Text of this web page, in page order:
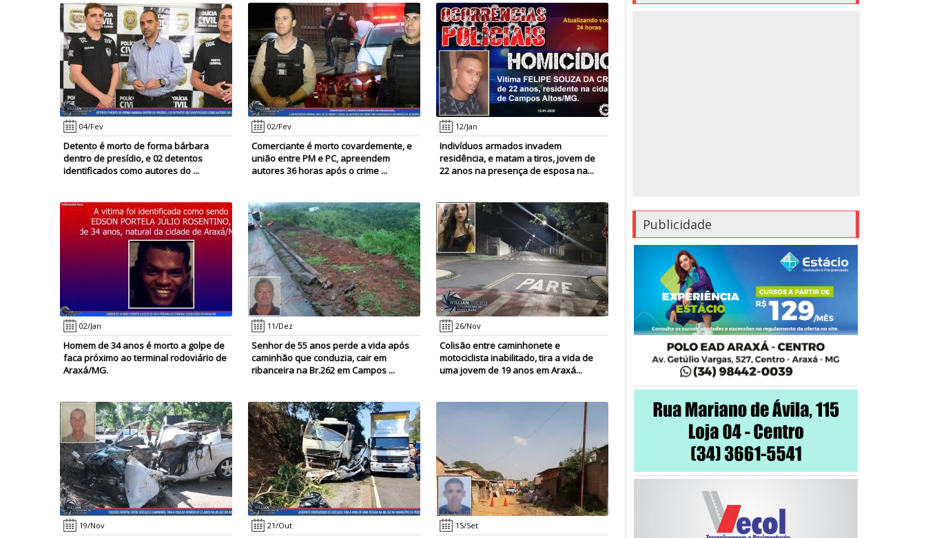
04/Fev
Detento é morto de forma bárbara
dentro de presídio, e 02 detentos
identificados como autores do ...
02/Fev
Comerciante é morto covardemente, e
união entre PM e PC, apreendem
autores 36 horas após o crime ...
12/Jan
Indivíduos armados invadem
residência, e matam a tiros, jovem de
22 anos na presença de esposa na...
02/Jan
Homem de 34 anos é morto a golpe de
faca próximo ao terminal rodoviário de
Araxá/MG.
11/Dez
Senhor de 55 anos perde a vida após
caminhão que conduzia, cair em
ribanceira na Br.262 em Campos ...
26/Nov
Colisão entre caminhonete e
motociclista inabilitado, tira a vida de
uma jovem de 19 anos em Araxá...
19/Nov 21/Out 15/Set
Publicidade